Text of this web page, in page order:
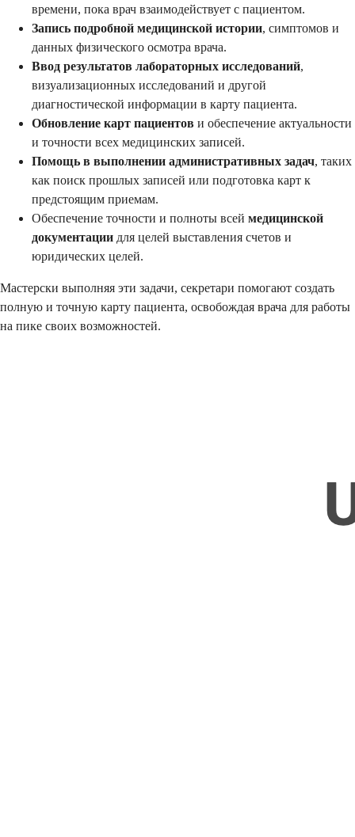
времени, пока врач взаимодействует с пациентом.
Запись подробной медицинской истории, симптомов и
данных физического осмотра врача.
Ввод результатов лабораторных исследований,
визуализационных исследований и другой
диагностической информации в карту пациента.
Обновление карт пациентов и обеспечение актуальности
и точности всех медицинских записей.
Помощь в выполнении административных задач, таких
как поиск прошлых записей или подготовка карт к
предстоящим приемам.
Обеспечение точности и полноты всей медицинской
документации для целей выставления счетов и
юридических целей.
Мастерски выполняя эти задачи, секретари помогают создать
полную и точную карту пациента, освобождая врача для работы
на пике своих возможностей.